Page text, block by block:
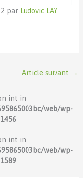
par Ludovic LAY
Article suivant →
int in
web/wp-
1456
int in
web/wp-
1589